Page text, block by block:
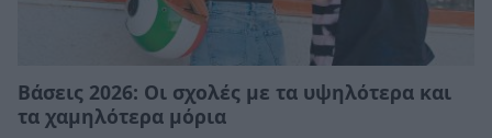
Βάσεις 2026: Οι σχολές με τα υψηλότερα και
τα χαμηλότερα μόρια